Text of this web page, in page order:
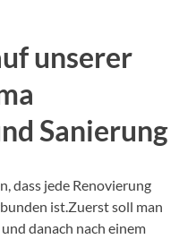
unserer
Sanierung
dass jede Renovierung
ist.Zuerst soll man
danach nach einem